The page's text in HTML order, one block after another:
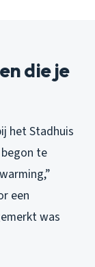
die je
het Stadhuis
te
een
was